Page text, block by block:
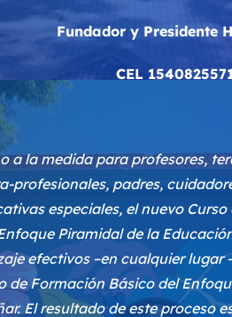
Fundador y Presidente
CEL
a la medida para profesores,
profesionales, padres,
especiales, el nuevo
Piramidal de la
efectivos –en cualquier
de Formación Básico del
El resultado de este proceso